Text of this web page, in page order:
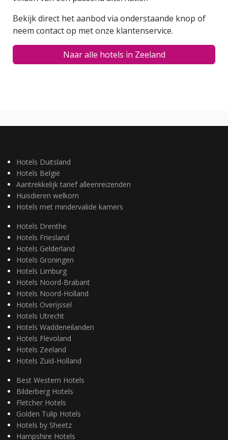
Bekijk direct het aanbod via onderstaande knop of
neem contact op met onze klantenservice.
Naar alle hotels in Zeeland
Hotels Duitsland
Hotels België
Aantrekkelijk tarief alleenreizenden
Huisdieren welkom
Hotels met mindervalide kamers
Hotels Drenthe
Hotels Friesland
Hotels Gelderland
Hotels Groningen
Hotels Limburg
Hotels Noord-Brabant
Hotels Noord-Holland
Hotels Overijssel
Hotels Utrecht
Hotels Waddeneilanden
Hotels Flevoland
Hotels Zeeland
Hotels Zuid-Holland
Best Western Hotels
Bilderberg Hotels
Fletcher Hotels
Golden Tulip Hotels
Hotels by Sheetz
Hampshire Hotels